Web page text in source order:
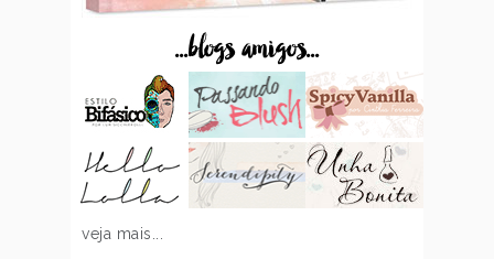
...blogs amigos...
veja mais...